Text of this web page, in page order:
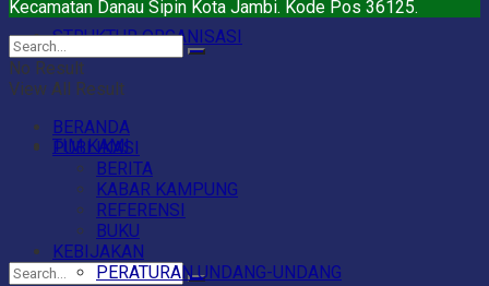
STRUKTUR ORGANISASI
TIM KAMI
Kecamatan Danau Sipin Kota Jambi. Kode Pos 36125.
No Result
View All Result
BERANDA
PUBLIKASI
BERITA
KABAR KAMPUNG
REFERENSI
BUKU
KEBIJAKAN
PERATURAN UNDANG-UNDANG